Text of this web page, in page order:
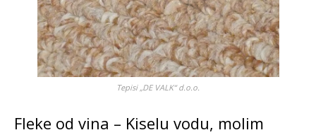
Tepisi „DE VALK“ d.o.o.
Fleke od vina – Kiselu vodu, molim